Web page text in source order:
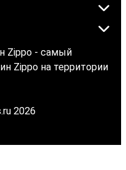
Zippo - самый
Zippo на территории
2026